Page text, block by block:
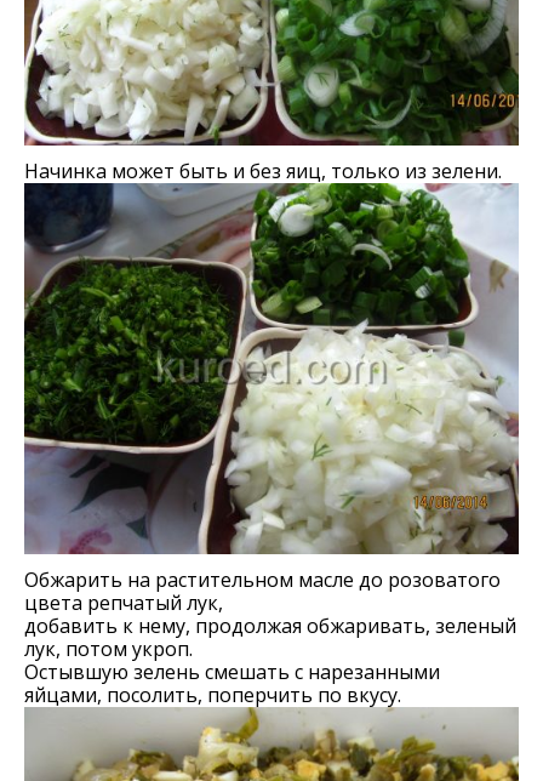
Начинка может быть и без яиц, только из зелени.
Обжарить на растительном масле до розоватого
цвета репчатый лук,
добавить к нему, продолжая обжаривать, зеленый
лук, потом укроп.
Остывшую зелень смешать с нарезанными
яйцами, посолить, поперчить по вкусу.